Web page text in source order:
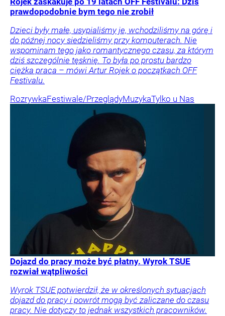
prawdopodobnie bym tego nie zrobił
Dzieci były małe, usypialiśmy je, wchodziliśmy na górę i
do późnej nocy siedzieliśmy przy komputerach. Nie
wspominam tego jako romantycznego czasu, za którym
dziś szczególnie tęsknię. To była po prostu bardzo
ciężka praca – mówi Artur Rojek o początkach OFF
Festivalu.
RozrywkaFestiwale/PrzeglądyMuzykaTylko u Nas
Dojazd do pracy może być płatny. Wyrok TSUE
rozwiał wątpliwości
Wyrok TSUE potwierdził, że w określonych sytuacjach
dojazd do pracy i powrót mogą być zaliczane do czasu
pracy. Nie dotyczy to jednak wszystkich pracowników.